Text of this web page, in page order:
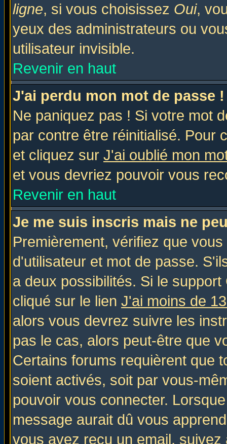
ligne, si vous choisissez Oui,
yeux des administrateurs ou
utilisateur invisible.
Revenir en haut
J'ai perdu mon mot de passe !
Ne paniquez pas ! Si votre mot
par contre être réinitialisé. Pour
et cliquez sur J'ai oublié mon
et vous devriez pouvoir vous
Revenir en haut
Je me suis inscris mais ne
Premièrement, vérifiez que
d'utilisateur et mot de passe.
a deux possibilités. Si le
cliqué sur le lien J'ai moins de
alors vous devrez suivre les
pas le cas, alors peut-être que
Certains forums requièrent que
soient activés, soit par vous-
pouvoir vous connecter.
message aurait dû vous
vous avez reçu un email,